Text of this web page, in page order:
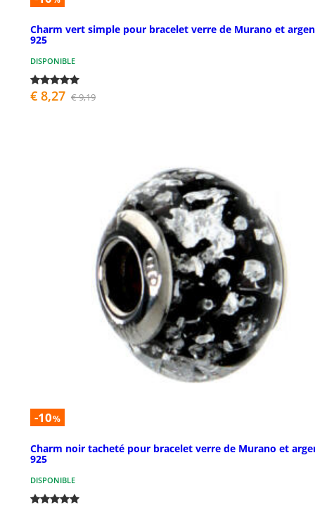
Charm vert simple pour bracelet verre de Murano et
925
DISPONIBLE
€ 8,27 € 9,19
-10%
Charm noir tacheté pour bracelet verre de Murano et
925
DISPONIBLE